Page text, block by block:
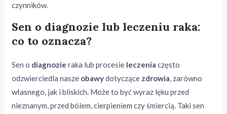
czynników.
Sen o diagnozie lub leczeniu raka:
co to oznacza?
Sen o diagnozie raka lub procesie leczenia często
odzwierciedla nasze obawydotyczące zdrowia, zarówno
własnego, jak i bliskich. Może to być wyraz lęku przed
nieznanym, przed bólem, cierpieniem czy śmiercią. Taki sen